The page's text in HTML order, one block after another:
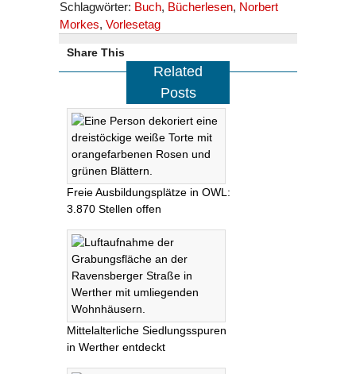
Schlagwörter: Buch, Bücherlesen, Norbert
Morkes, Vorlesetag
Share This
Related
Posts
Freie Ausbildungsplätze in OWL:
3.870 Stellen offen
Mittelalterliche Siedlungsspuren
in Werther entdeckt